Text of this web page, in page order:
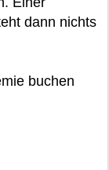
dann nichts
buchen